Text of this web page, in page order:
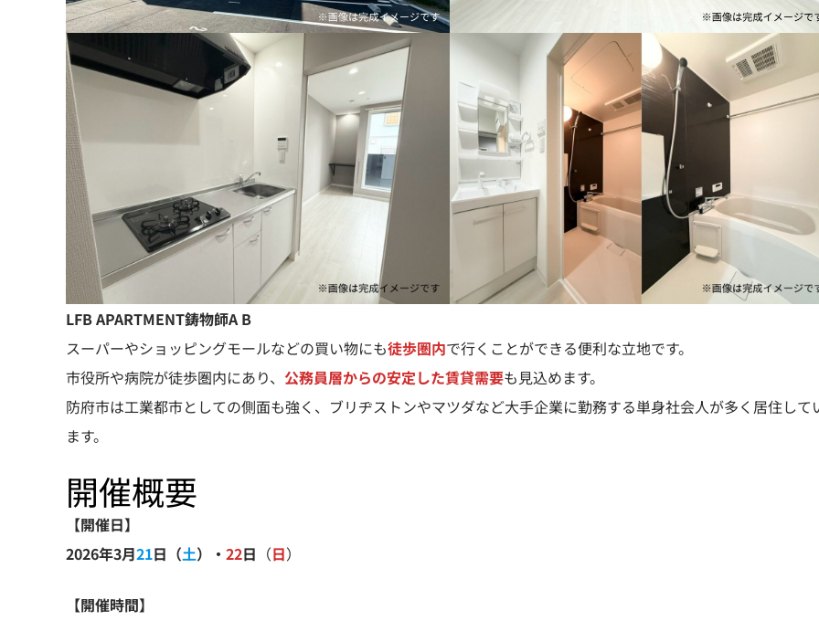
LFB APARTMENT鋳物師A B
スーパーやショッピングモールなどの買い物にも徒歩圏内で行くことができる便利な立地です。
市役所や病院が徒歩圏内にあり、 公務員層からの安定した賃貸需要も見込めます。
防府市は工業都市としての側面も強く、ブリヂストンやマツダなど大手企業に勤務する単身社会人が多く居住して
ます。
開催概要
【開催日】
2026年3月21日（土）・ 22日 （日）
【開催時間】